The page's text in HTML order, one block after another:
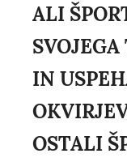
ALI
IN
OSTALI